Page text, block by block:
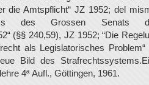
die Amtspflicht“ JZ 1952; del
des Grossen Senats
(§§ 240,59), JZ 1952; “Die
als Legislatorisches Problem“
Bild des
4ª Aufl., Göttingen, 1961.